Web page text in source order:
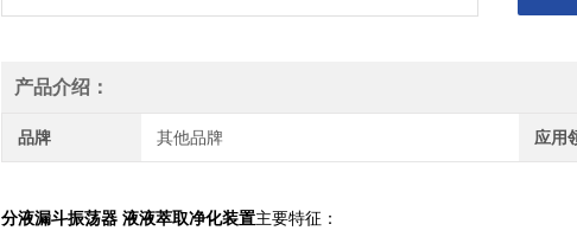
产品介绍：
品牌 其他品牌 应用
分液漏斗振荡器 液液萃取净化装置主要特征：